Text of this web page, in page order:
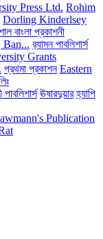
Press Ltd. Rohim
Dorling Kinderlsey
বাংলা প্রকাশনী
র‍্যামন পাবলিশার্স
Grants
প্রথমা প্রকাশন Eastern
পাবলিশার্স ঊষারদুয়ার হ্যাপি
Publication